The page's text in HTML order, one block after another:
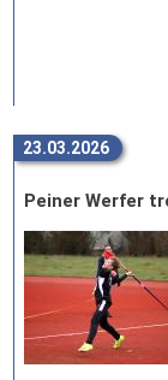
23.03.2026
Peiner Werfer